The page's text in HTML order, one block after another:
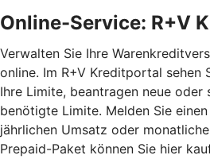
Online-Service: R+V
Verwalten Sie Ihre
online. Im R+V Kreditportal sehen
Ihre Limite, beantragen neue oder
benötigte Limite. Melden Sie
jährlichen Umsatz oder
Prepaid-Paket können Sie hier